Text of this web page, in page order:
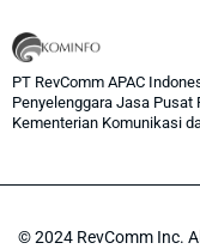
PT RevComm APAC
Penyelenggara Jasa
Kementerian Komunikasi
© 2024 RevComm Inc.